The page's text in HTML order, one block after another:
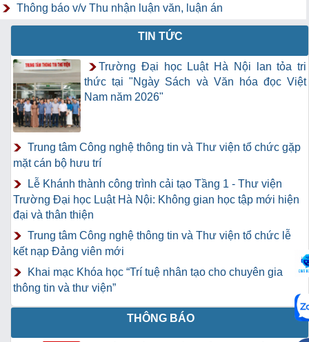
Thông báo v/v Thu nhận luận văn, luận án
TIN TỨC
Trường Đại học Luật Hà Nội lan tỏa tri
thức tại "Ngày Sách và Văn hóa đọc Việt
Nam năm 2026"
Trung tâm Công nghệ thông tin và Thư viện tổ chức gặp
mặt cán bộ hưu trí
Lễ Khánh thành công trình cải tạo Tầng 1 - Thư viện
Trường Đại học Luật Hà Nội: Không gian học tập mới hiện
đại và thân thiện
Trung tâm Công nghệ thông tin và Thư viện tổ chức lễ
kết nạp Đảng viên mới
Khai mạc Khóa học “Trí tuệ nhân tạo cho chuyên gia
thông tin và thư viện”
THÔNG BÁO